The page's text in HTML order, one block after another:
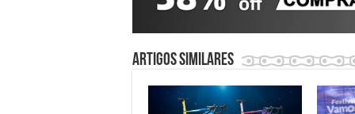
Artigos similares